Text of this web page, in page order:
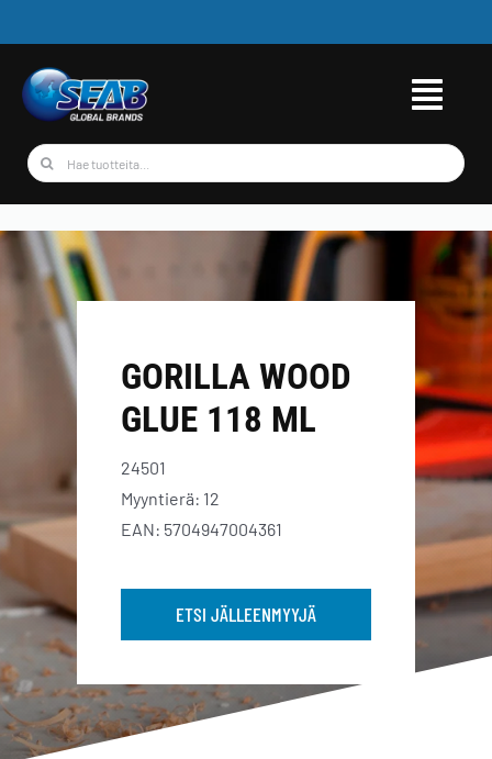
to
content
Etsi
GORILLA WOOD
GLUE 118 ML
24501
Myyntierä: 12
EAN: 5704947004361
ETSI JÄLLEENMYYJÄ